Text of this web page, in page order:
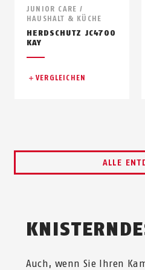
JUNIOR CARE /
HAUSHALT & KÜCHE
HERDSCHUTZ JC4700
KAY
VERGLEICHEN
ALLE
Auch, wenn Sie Ihren